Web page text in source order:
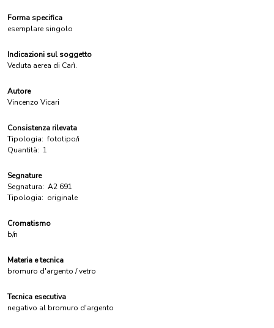
Forma specifica
esemplare singolo
Indicazioni sul soggetto
Veduta aerea di Carì.
Autore
Vincenzo Vicari
Consistenza rilevata
Tipologia: fototipo/i
Quantità: 1
Segnature
Segnatura: A2 691
Tipologia: originale
Cromatismo
b/n
Materia e tecnica
bromuro d'argento / vetro
Tecnica esecutiva
negativo al bromuro d'argento